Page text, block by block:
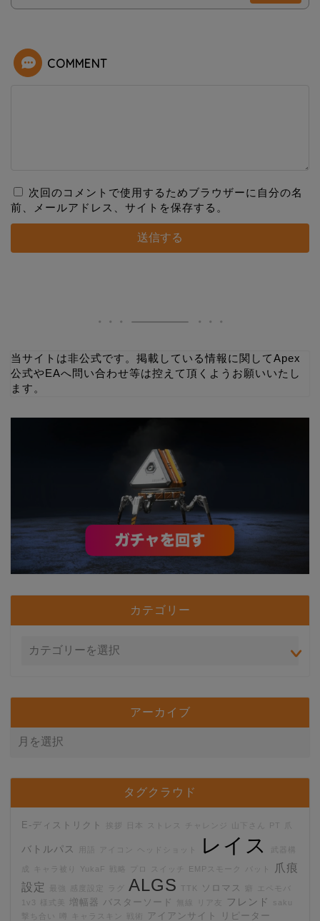
COMMENT
次回のコメントで使用するためブラウザーに自分の名
前、メールアドレス、サイトを保存する。
当サイトは非公式です。掲載している情報に関してApex
公式やEAへ問い合わせ等は控えて頂くようお願いいたし
ます。
カテゴリー
アーカイブ
タグクラウド
E-ディストリクト 山下さん PT
バトルパス レイス
成 キャラ被り YukaF 戦略 EMPスモーク
爪痕
設定
感度設定 ラグ ALGS TTK ソロマス
エペモバ
1v3
様式美 増幅器 バスターソード 無線 リア友 フレンド
saku
撃ち合い
キャラスキン アイアンサイト リピーター